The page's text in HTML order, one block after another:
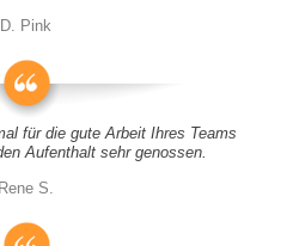
D. Pink
für die gute Arbeit Ihres Teams
Aufenthalt sehr genossen.
Rene S.